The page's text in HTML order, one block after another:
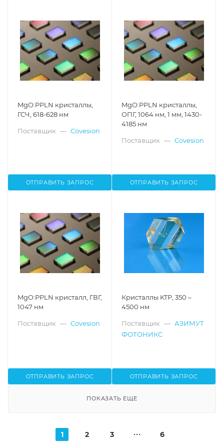
MgO:PPLN кристаллы,
ГСЧ, 618-628 нм
Поставщик — Covesion
ОТПРАВИТЬ ЗАПРОС
MgO:PPLN кристаллы,
ОПГ, 1064 нм, 1 мм, 1430-
4185 нм
Поставщик — Covesion
ОТПРАВИТЬ ЗАПРОС
MgO:PPLN кристалл, ГВГ,
1047 нм
Поставщик — Covesion
ОТПРАВИТЬ ЗАПРОС
Кристаллы KTP, 350 –
4500 нм
Поставщик — АЗИМУТ
ФОТОНИКС
ОТПРАВИТЬ ЗАПРОС
ПОКАЗАТЬ ЕЩЕ
1 2 3 6